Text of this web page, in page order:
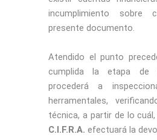
incumplimiento sobre
presente documento.
Atendido el punto
cumplida la etapa de
procederá a
herramentales,
técnica, a partir de lo
C.I.F.R.A. efectuará la